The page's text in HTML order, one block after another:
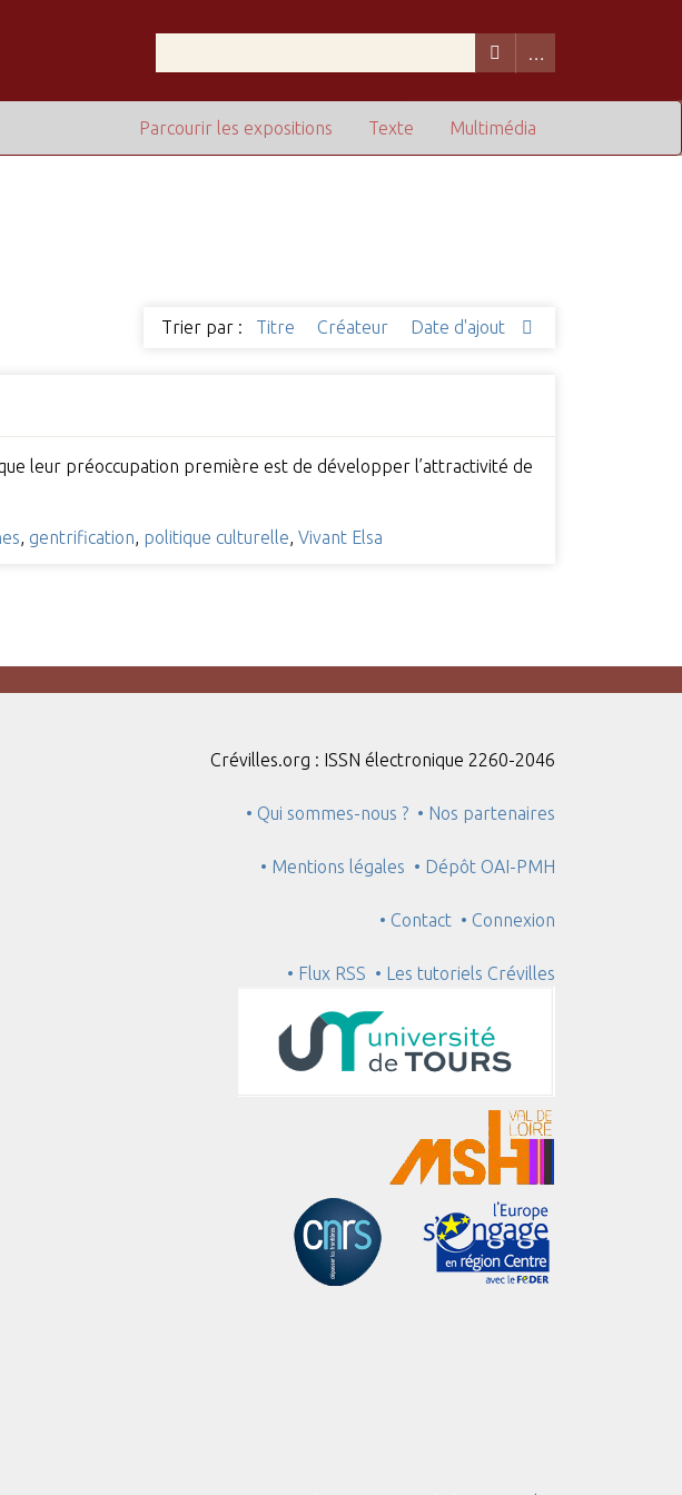
Multimédia
Texte
Parcourir les expositions
Trier par : Titre Créateur Date d'ajout
leur préoccupation première est de développer l’attractivité de
gentrification politique culturelle Vivant Elsa
Crévilles.org : ISSN électronique 2260-2046
• Qui sommes-nous ? • Nos partenaires
• Mentions légales • Dépôt OAI-PMH
• Contact • Connexion
• Flux RSS • Les tutoriels Crévilles